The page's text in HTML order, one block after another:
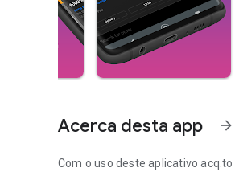
Acerca desta app arrow_forward
Com o uso deste aplicativoacq.to